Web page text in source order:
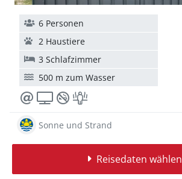
6 Personen
2 Haustiere
3 Schlafzimmer
500 m zum Wasser
Sonne und Strand
Reisedaten wählen